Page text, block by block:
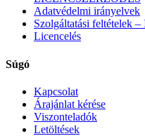
Adatvédelmi irányelvek
Szolgáltatási feltételek
Licencelés
Súgó
Kapcsolat
Árajánlat kérése
Viszonteladók
Letöltések